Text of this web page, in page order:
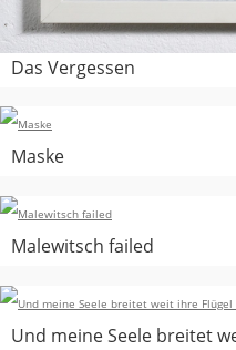
Das Vergessen
Maske
Malewitsch failed
Und meine Seele breitet